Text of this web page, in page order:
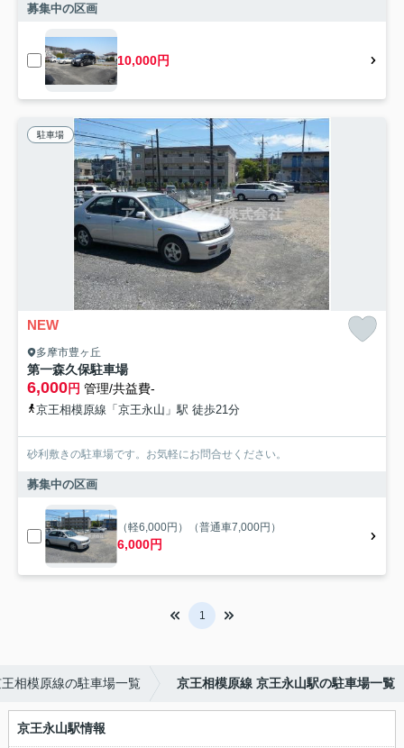
募集中の区画
10,000円
駐車場
NEW
多摩市豊ヶ丘
第一森久保駐車場
6,000円 管理/共益費-
京王相模原線「京王永山」駅 徒歩21分
砂利敷きの駐車場です。お気軽にお問合せください。
募集中の区画
（軽6,000円）（普通車7,000円）
6,000円
1
相模原線の駐車場一覧 京王相模原線 京王永山駅の駐車場一覧
京王永山駅情報